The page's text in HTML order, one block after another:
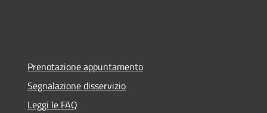
Prenotazione appuntamento
Segnalazione disservizio
Leggi le FAQ